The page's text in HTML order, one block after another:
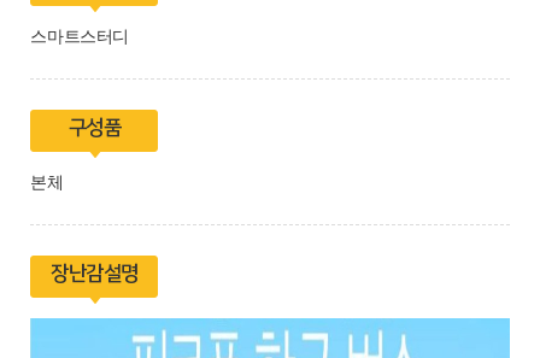
스마트스터디
구성품
본체
장난감설명